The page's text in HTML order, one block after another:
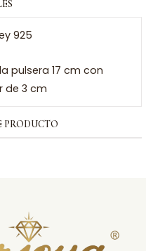
925
pulsera 17 cm con
de 3 cm
PRODUCTO